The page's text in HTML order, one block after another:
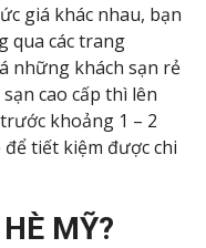
giá khác nhau, bạn
qua các trang
những khách sạn rẻ
cao cấp thì lên
khoảng 1 – 2
tiết kiệm được chi
MỸ?